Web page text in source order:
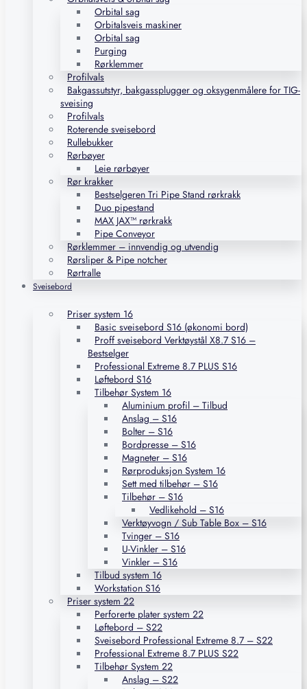
Orbital sag
Orbitalsveis maskiner
Orbital sag
Purging
Rørklemmer
Profilvals
Bakgassutstyr, bakgassplugger og oksygenmålere for TIG-
sveising
Profilvals
Roterende sveisebord
Rullebukker
Rørbøyer
Leie rørbøyer
Rør krakker
Bestselgeren Tri Pipe Stand rørkrakk
Duo pipestand
MAX JAX™ rørkrakk
Pipe Conveyor
Rørklemmer – innvendig og utvendig
Rørsliper & Pipe notcher
Rørtralle
Sveisebord
Priser system 16
Basic sveisebord S16 (økonomi bord)
Proff sveisebord Verktøystål X8.7 S16 –
Bestselger
Professional Extreme 8.7 PLUS S16
Løftebord S16
Tilbehør System 16
Aluminium profil – Tilbud
Anslag – S16
Bolter – S16
Bordpresse – S16
Magneter – S16
Rørproduksjon System 16
Sett med tilbehør – S16
Tilbehør – S16
Vedlikehold – S16
Verktøyvogn / Sub Table Box – S16
Tvinger – S16
U-Vinkler – S16
Vinkler – S16
Tilbud system 16
Workstation S16
Priser system 22
Perforerte plater system 22
Løftebord – S22
Sveisebord Professional Extreme 8.7 – S22
Professional Extreme 8.7 PLUS S22
Tilbehør System 22
Anslag – S22